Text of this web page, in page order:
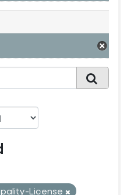
License